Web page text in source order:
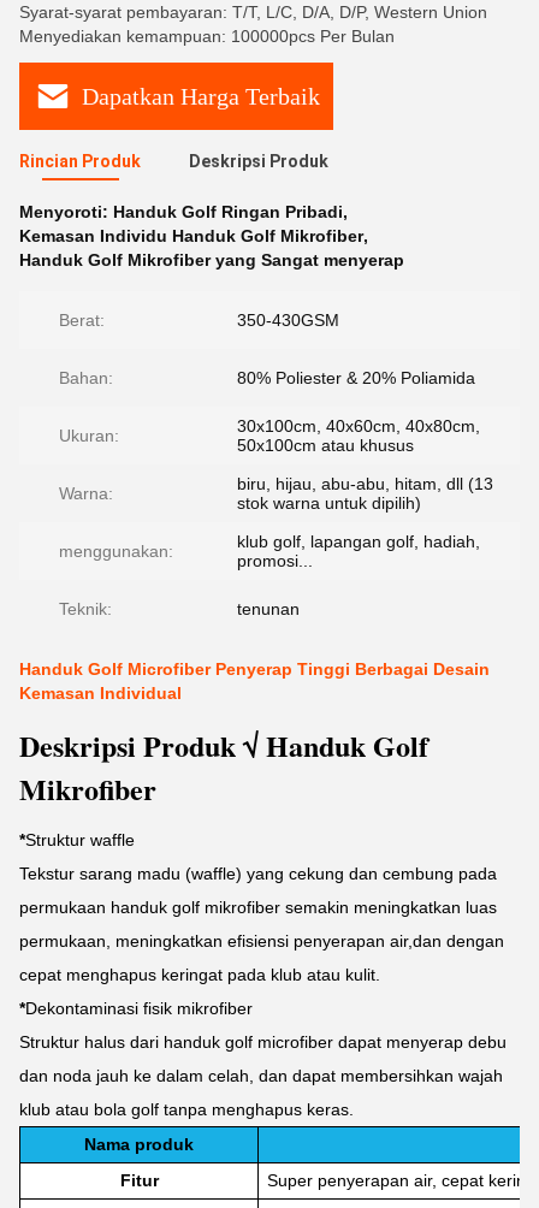
Syarat-syarat pembayaran: T/T, L/C, D/A, D/P, Western Union
Menyediakan kemampuan: 100000pcs Per Bulan
Dapatkan Harga Terbaik
Rincian Produk Deskripsi Produk
Menyoroti: Handuk Golf Ringan Pribadi,
Kemasan Individu Handuk Golf Mikrofiber,
Handuk Golf Mikrofiber yang Sangat menyerap
Berat: 350-430GSM
Bahan: 80% Poliester & 20% Poliamida
Ukuran:
30x100cm, 40x60cm, 40x80cm,
50x100cm atau khusus
Warna:
biru, hijau, abu-abu, hitam, dll (13
stok warna untuk dipilih)
menggunakan:
klub golf, lapangan golf, hadiah,
promosi...
Teknik: tenunan
Handuk Golf Microfiber Penyerap Tinggi Berbagai Desain
Kemasan Individual
Deskripsi Produk √ Handuk Golf
Mikrofiber
*Struktur waffle
Tekstur sarang madu (waffle) yang cekung dan cembung pada
permukaan handuk golf mikrofiber semakin meningkatkan luas
permukaan, meningkatkan efisiensi penyerapan air,dan dengan
cepat menghapus keringat pada klub atau kulit.
*Dekontaminasi fisik mikrofiber
Struktur halus dari handuk golf microfiber dapat menyerap debu
dan noda jauh ke dalam celah, dan dapat membersihkan wajah
klub atau bola golf tanpa menghapus keras.
Nama produk
Fitur
Super penyerapan air, cepat